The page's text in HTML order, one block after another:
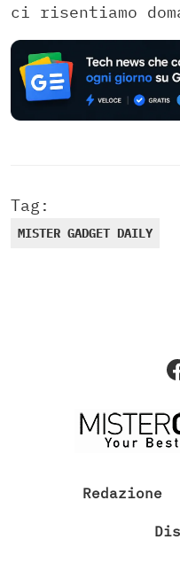
ci risentiamo
Tag:
MISTER GADGET DAILY
Redazione